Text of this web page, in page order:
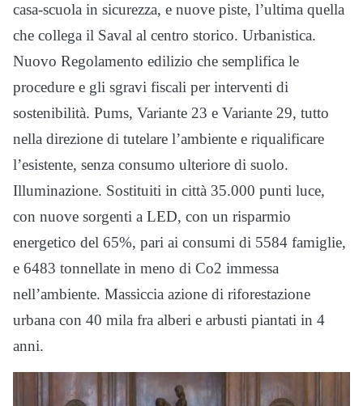
casa-scuola in sicurezza, e nuove piste, l’ultima quella
che collega il Saval al centro storico. Urbanistica.
Nuovo Regolamento edilizio che semplifica le
procedure e gli sgravi fiscali per interventi di
sostenibilità. Pums, Variante 23 e Variante 29, tutto
nella direzione di tutelare l’ambiente e riqualificare
l’esistente, senza consumo ulteriore di suolo.
Illuminazione. Sostituiti in città 35.000 punti luce,
con nuove sorgenti a LED, con un risparmio
energetico del 65%, pari ai consumi di 5584 famiglie,
e 6483 tonnellate in meno di Co2 immessa
nell’ambiente. Massiccia azione di riforestazione
urbana con 40 mila fra alberi e arbusti piantati in 4
anni.